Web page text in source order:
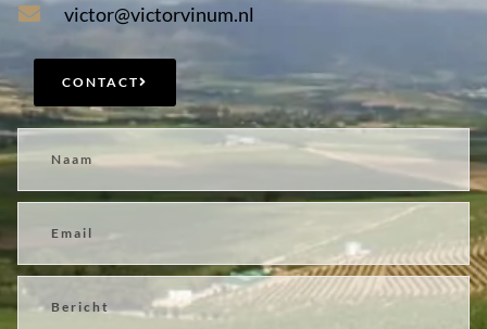
victor@victorvinum.nl
CONTACT